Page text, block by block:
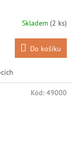
Skladem (2 ks)
Do košíku
Kód: 49000